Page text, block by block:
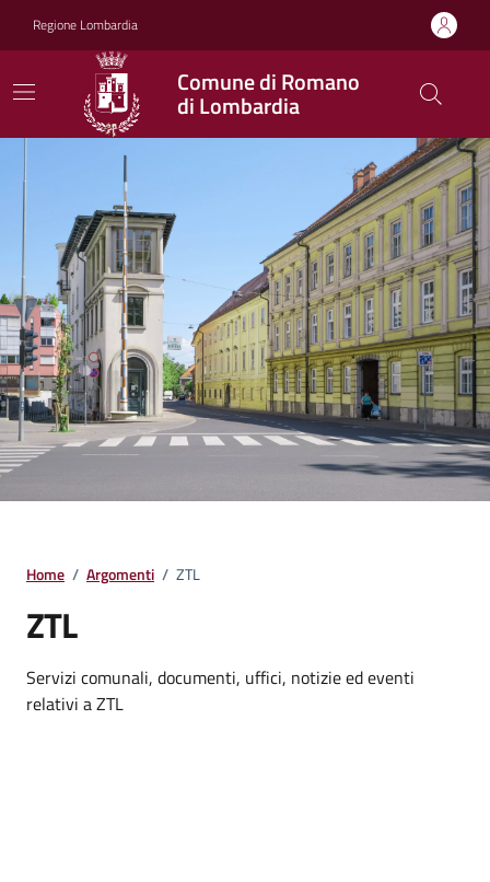
Regione Lombardia
Comune di Romano
di Lombardia
Home / Argomenti / ZTL
ZTL
Dettagli della notizia
Servizi comunali, documenti, uffici, notizie ed eventi
relativi a ZTL